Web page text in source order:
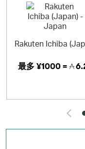
Rakuten Ichiba
最多 ¥1000 =